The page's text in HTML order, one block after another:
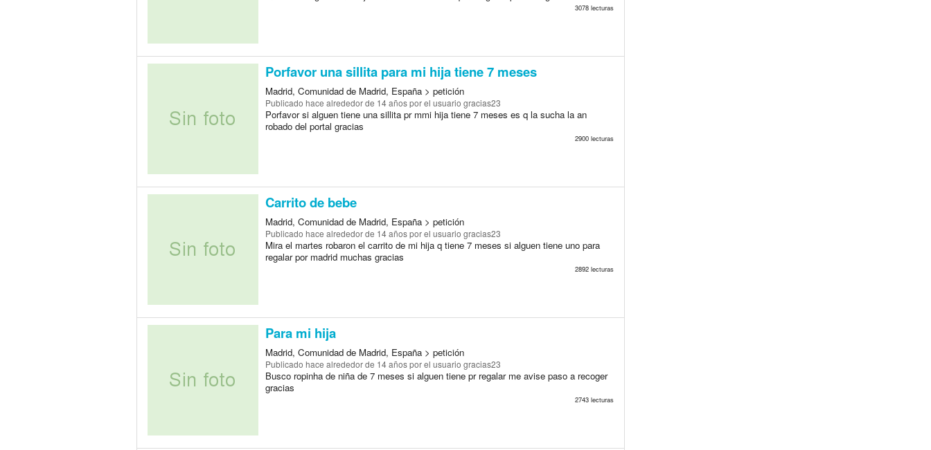
3078 lecturas
Porfavor una sillita para mi hija tiene 7 meses
Madrid, Comunidad de Madrid, España > petición
Publicado hace alrededor de 14 añospor el usuario gracias23
Porfavor si alguen tiene una sillita pr mmi hija tiene 7 meses es q la sucha la an
robado del portal gracias
2900 lecturas
Carrito de bebe
Madrid, Comunidad de Madrid, España > petición
Publicado hace alrededor de 14 añospor el usuario gracias23
Mira el martes robaron el carrito de mi hija q tiene 7 meses si alguen tiene uno para
regalar por madrid muchas gracias
2892 lecturas
Para mi hija
Madrid, Comunidad de Madrid, España > petición
Publicado hace alrededor de 14 añospor el usuario gracias23
Busco ropinha de niña de 7 meses si alguen tiene pr regalar me avise paso a recoger
gracias
2743 lecturas